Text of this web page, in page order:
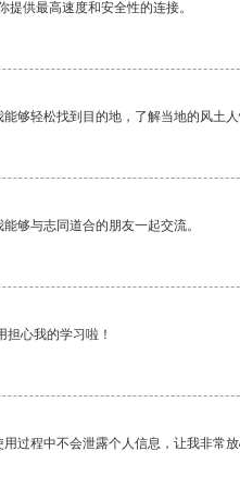
供最高速度和安全性的连接。
够轻松找到目的地，了解当地的风土人
够与志同道合的朋友一起交流。
心我的学习啦！
过程中不会泄露个人信息，让我非常放